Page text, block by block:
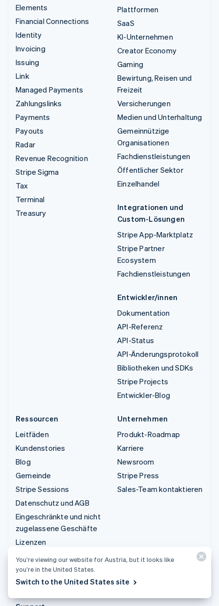
Elements
Financial Connections
Identity
Invoicing
Issuing
Link
Managed Payments
Zahlungslinks
Payments
Payouts
Radar
Revenue Recognition
Stripe Sigma
Tax
Terminal
Treasury
Plattformen
SaaS
KI-Unternehmen
Creator Economy
Gaming
Bewirtung, Reisen und
Freizeit
Versicherungen
Medien und Unterhaltung
Gemeinnützige
Organisationen
Fachdienstleistungen
Öffentlicher Sektor
Einzelhandel
Integrationen und
Custom-Lösungen
Stripe App-Marktplatz
Stripe Partner
Ecosystem
Fachdienstleistungen
Entwickler/innen
Dokumentation
API-Referenz
API-Status
API-Änderungsprotokoll
Bibliotheken und SDKs
Stripe Projects
Entwickler-Blog
Ressourcen
Leitfäden
Kundenstories
Blog
Gemeinde
Stripe Sessions
Datenschutz und AGB
Eingeschränkte und nicht
zugelassene Geschäfte
Lizenzen
Sitemap
Cookie-Einstellungen
Weitere Ressourcen
Unternehmen
Produkt-Roadmap
Karriere
Newsroom
Stripe Press
Sales-Team kontaktieren
You’re viewing our website for Austria, but it looks like
you’re in the United States.
Switch to the United States site